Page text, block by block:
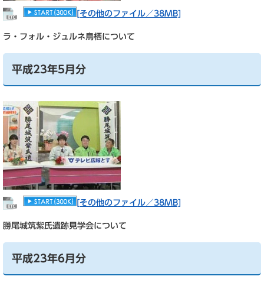
[その他のファイル／38MB]
ラ・フォル・ジュルネ鳥栖について
平成23年5月分
[その他のファイル／38MB]
勝尾城筑紫氏遺跡見学会について
平成23年6月分